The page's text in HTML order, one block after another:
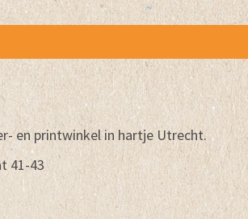
en printwinkel in hartje Utrecht.
41-43